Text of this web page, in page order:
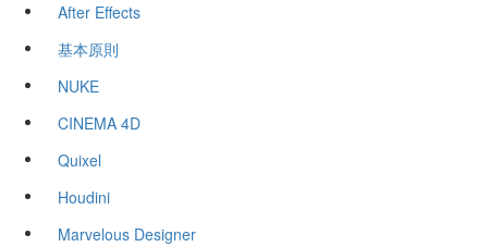
After Effects
基本原則
NUKE
CINEMA 4D
Quixel
Houdini
Marvelous Designer